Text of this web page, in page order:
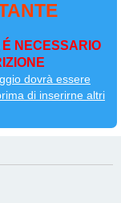
É NECESSARIO
dovrà essere
di inserirne altri